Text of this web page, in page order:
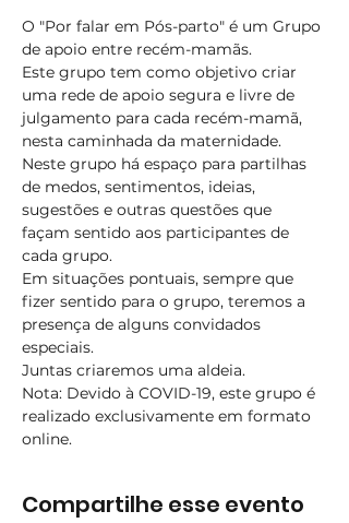
O "Por falar em Pós-parto" é um Grupo
de apoio entre recém-mamãs.
Este grupo tem como objetivo criar
uma rede de apoio segura e livre de
julgamento para cada recém-mamã,
nesta caminhada da maternidade.​
Neste grupo há espaço para partilhas
de medos, sentimentos, ideias,
sugestões e outras questões que
façam sentido aos participantes de
cada grupo.
Em situações pontuais, sempre que
fizer sentido para o grupo, teremos a
presença de alguns convidados
especiais.
Juntas criaremos uma aldeia.
Nota: Devido à COVID-19, este grupo é
realizado exclusivamente em formato
online.
Compartilhe esse evento